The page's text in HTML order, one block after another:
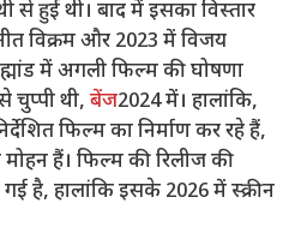
से हुई थी। बाद में इसका विस्तार
विक्रम और 2023 में विजय
में अगली फिल्म की घोषणा
थी, बेंज2024 में। हालांकि,
फिल्म का निर्माण कर रहे हैं,
हैं। फिल्म की रिलीज की
है, हालांकि इसके 2026 में स्क्रीन